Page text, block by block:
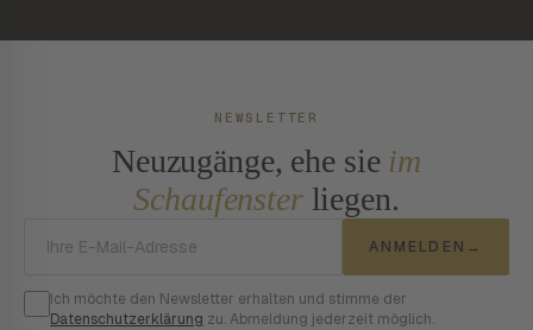
NEWSLETTER
Neuzugänge, ehe sie im
Schaufensterliegen.
ANMELDEN →
Ich möchte den Newsletter erhalten und stimme der
Datenschutzerklärung zu. Abmeldung jederzeit möglich.